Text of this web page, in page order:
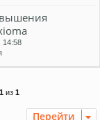
14:58
1из 1
Перейти